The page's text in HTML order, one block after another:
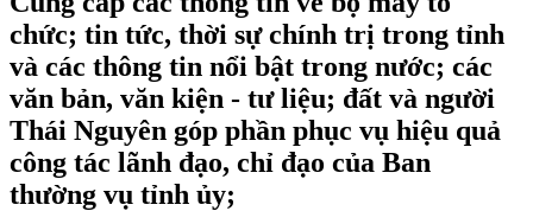
chức; tin tức, thời sự chính trị trong tỉnh
và các thông tin nổi bật trong nước; các
văn bản, văn kiện - tư liệu; đất và người
Thái Nguyên góp phần phục vụ hiệu quả
công tác lãnh đạo, chỉ đạo của Ban
thường vụ tỉnh ủy;